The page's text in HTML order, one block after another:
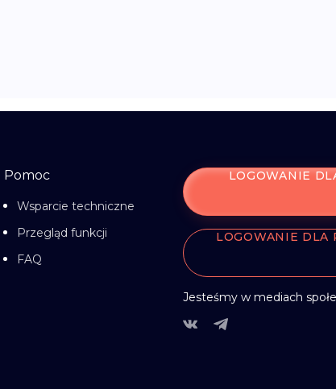
Pomoc
Wsparcie techniczne
Przegląd funkcji
FAQ
LOGOWANIE
Jesteśmy w mediach